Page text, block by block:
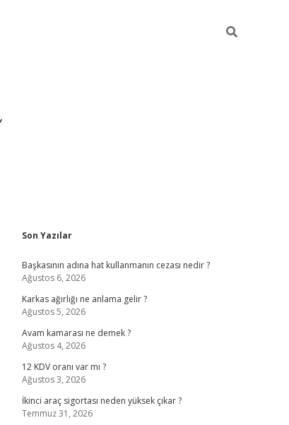
Sidebar
Son Yazılar
Başkasının adına hat kullanmanın cezası nedir ?
Ağustos 6, 2026
Karkas ağırlığı ne anlama gelir ?
Ağustos 5, 2026
Avam kamarası ne demek ?
Ağustos 4, 2026
12 KDV oranı var mı ?
Ağustos 3, 2026
İkinci araç sigortası neden yüksek çıkar ?
Temmuz 31, 2026